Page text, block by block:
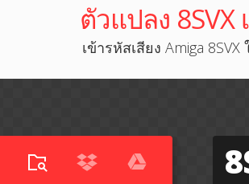
ตัวแปลง 8SVX
เข้ารหัสเสียง Amiga